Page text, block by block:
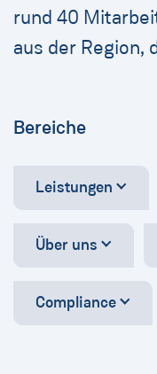
rund 40
aus der Region,
Bereiche
Leistungen
Über uns
Compliance